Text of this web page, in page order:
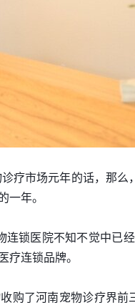
疗市场元年的话，那
一年。
连锁医院不知不觉中已
疗连锁品牌。
购了河南宠物诊疗界